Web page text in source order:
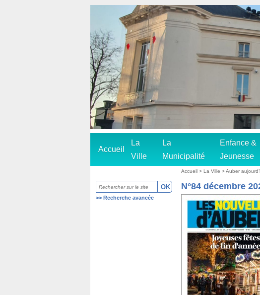
Accueil
La
Ville
La
Municipalité
Enfance &
Jeunesse
>> Recherche avancée
Accueil >La Ville>Auber
N°84 décembre